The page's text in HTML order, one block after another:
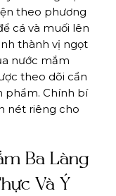
theo phương
cá và muối lên
thành vị ngọt
nước mắm
theo dõi cẩn
phẩm. Chính bí
nét riêng cho
Ba Làng
Và Ý